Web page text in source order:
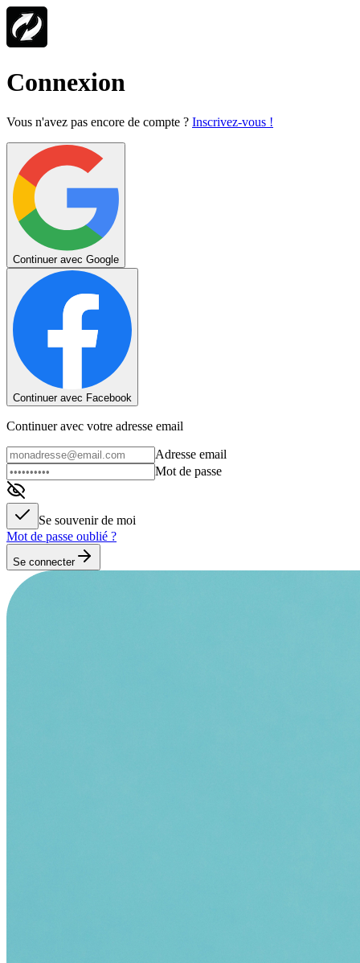
Connexion
Vous n'avez pas encore de compte ? Inscrivez-vous !
Continuer avec Google
Continuer avec Facebook
Continuer avec votre adresse email
Adresse email
Mot de passe
Se souvenir de moi
Mot de passe oublié ?
Se connecter